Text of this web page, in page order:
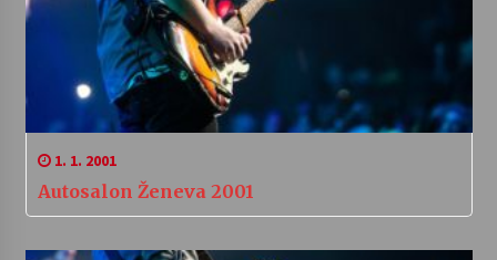
1. 1. 2001
Autosalon Ženeva 2001